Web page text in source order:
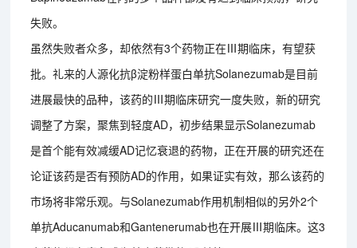
失败。
虽然失败者众多，却依然有3个药物正在Ⅲ期临床，有望获
批。礼来的人源化抗β淀粉样蛋白单抗Solanezumab是目前
进展最快的品种，该药的Ⅲ期临床研究一度失败，新的研究
调整了方案，聚焦到轻度AD，初步结果显示Solanezumab
是首个能有效减缓AD记忆衰退的药物，正在开展的研究还在
论证该药是否有预防AD的作用，如果证实有效，那么该药的
市场将非常乐观。与Solanezumab作用机制相似的另外2个
单抗Aducanumab和Gantenerumab也在开展Ⅲ期临床。这3